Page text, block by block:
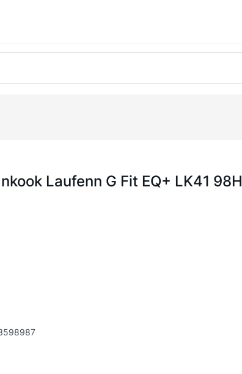
Laufenn G Fit EQ+ LK41 98H